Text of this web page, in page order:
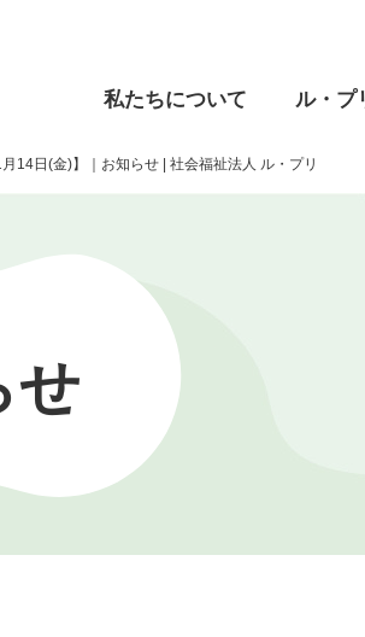
私たちについて ル・プ
14日(金)】｜お知らせ | 社会福祉法人 ル・プリ
せ